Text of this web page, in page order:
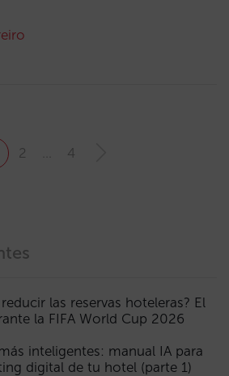
2 4
las reservas hoteleras? El
la FIFA World Cup 2026
inteligentes: manual IA para
digital de tu hotel (parte 1)